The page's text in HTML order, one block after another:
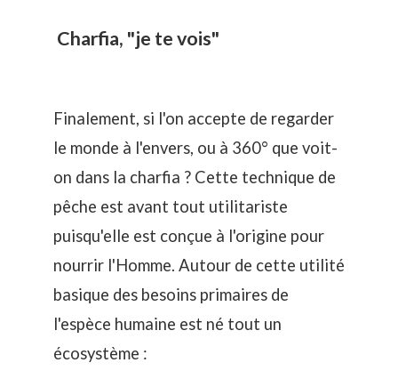
Charfia, "je te vois"
Finalement, si l'on accepte de regarder
le monde à l'envers, ou à 360° que voit-
on dans la charfia ? Cette technique de
pêche est avant tout utilitariste
puisqu'elle est conçue à l'origine pour
nourrir l'Homme. Autour de cette utilité
basique des besoins primaires de
l'espèce humaine est né tout un
écosystème :